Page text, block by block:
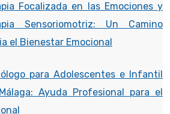
Focalizada en las Emociones y
Sensoriomotriz: Un Camino
el Bienestar Emocional
para Adolescentes e Infantil
Ayuda Profesional para el